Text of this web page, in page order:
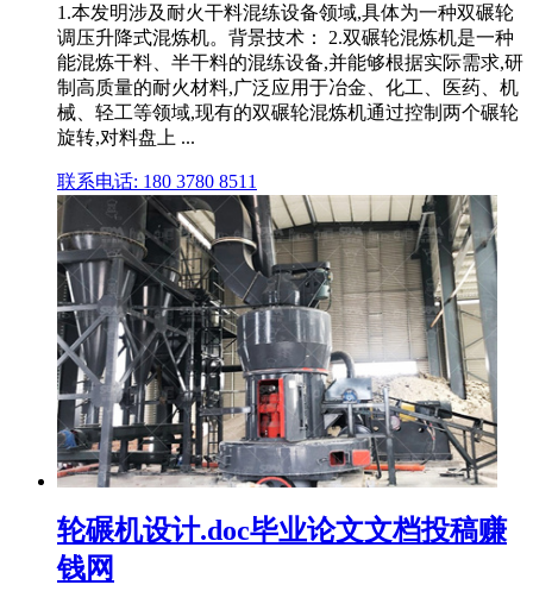
1.本发明涉及耐火干料混练设备领域,具体为一种双碾轮
调压升降式混炼机。背景技术： 2.双碾轮混炼机是一种
能混炼干料、半干料的混练设备,并能够根据实际需求,研
制高质量的耐火材料,广泛应用于冶金、化工、医药、机
械、轻工等领域,现有的双碾轮混炼机通过控制两个碾轮
旋转,对料盘上 ...
联系电话: 180 3780 8511
轮碾机设计.doc毕业论文文档投稿赚
钱网